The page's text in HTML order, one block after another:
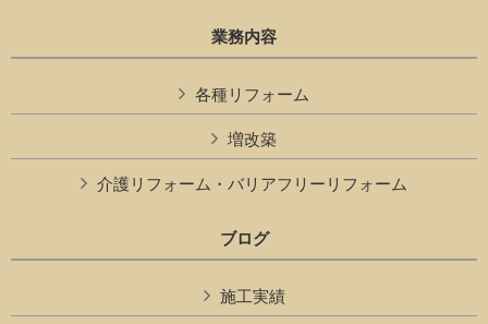
業務内容
各種リフォーム
増改築
介護リフォーム・バリアフリーリフォーム
ブログ
施工実績